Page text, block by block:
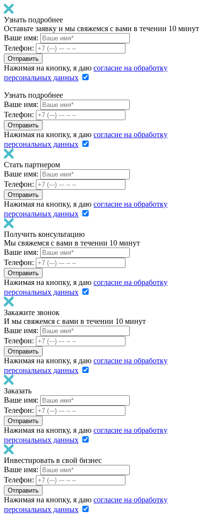
Узнать подробнее
Оставьте заявку и мы свяжемся с вами в течении 10 минут
Ваше имя:
Телефон:
Нажимая на кнопку, я даю согласие на обработку
персональных данных
Узнать подробнее
Ваше имя:
Телефон:
Нажимая на кнопку, я даю согласие на обработку
персональных данных
Стать партнером
Ваше имя:
Телефон:
Нажимая на кнопку, я даю согласие на обработку
персональных данных
Получить консультацию
Мы свяжемся с вами в течении 10 минут
Ваше имя:
Телефон:
Нажимая на кнопку, я даю согласие на обработку
персональных данных
Закажите звонок
И мы свяжемся с вами в течении 10 минут
Ваше имя:
Телефон:
Нажимая на кнопку, я даю согласие на обработку
персональных данных
Заказать
Ваше имя:
Телефон:
Нажимая на кнопку, я даю согласие на обработку
персональных данных
Инвестировать в свой бизнес
Ваше имя:
Телефон:
Нажимая на кнопку, я даю согласие на обработку
персональных данных